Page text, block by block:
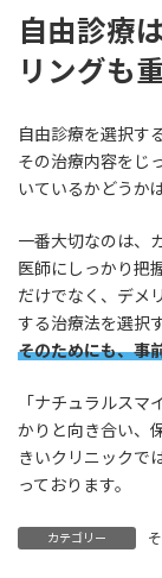
自由診療
リングも
自由診療を選択す
その治療内容をじ
いているかどうか
一番大切なのは、
医師にしっかり把
だけでなく、デメ
する治療法を選択
そのためにも、事
「ナチュラルス
かりと向き合い、
きいクリニックで
っております。
カテゴリー